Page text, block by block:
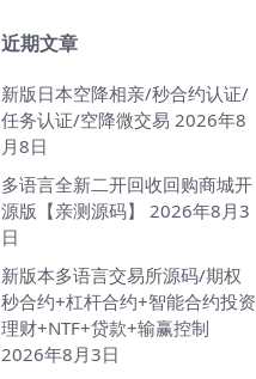
近期文章
新版日本空降相亲/秒合约认证/
任务认证/空降微交易 2026年8
月8日
多语言全新二开回收回购商城开
源版【亲测源码】
2026年8月3
日
新版本多语言交易所源码/期权
秒合约+杠杆合约+智能合约投资
理财+NTF+贷款+输赢控制
2026年8月3日